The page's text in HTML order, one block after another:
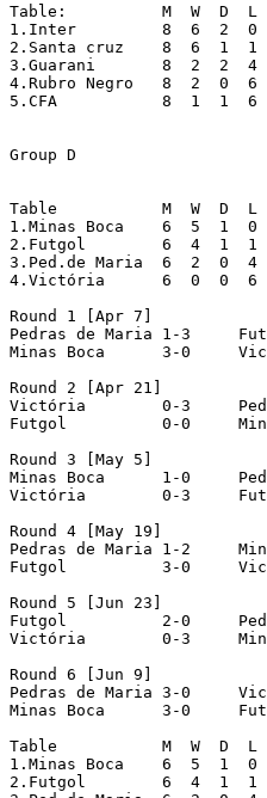
Table:		M  W  D  L  GF-GA  Pts
1.Inter		8  6  2  0  24- 5  20   Qualified
2.Santa cruz	8  6  1  1  16- 6  19   Qualified
3.Guarani	8  2  2  4   8-12   8
4.Rubro Negro	8  2  0  6   9-14   6
5.CFA		8  1  1  6   4-24   4
Group D
Table		M  W  D  L  GF-GA  Pts
1.Minas Boca	6  5  1  0  12- 1  16   Qualified
2.Futgol	6  4  1  1  11- 4  10   Qualified
3.Ped.de Maria	6  2  0  4   8- 8   6
4.Victória	6  0  0  6   0-18   0
Round 1 [Apr 7]
Pedras de Maria	1-3	Futgol
Minas Boca      3-0 	Victória	[WO]
Round 2 [Apr 21]
Victória	0-3 	Pedras de Maria	[WO]
Futgol		0-0 	Minas Boca
Round 3 [May 5]
Minas Boca	1-0	Pedras de Maria
Victória	0-3	Futgol		[WO]
Round 4 [May 19]
Pedras de Maria	1-2	Minas Boca
Futgol		3-0	Victória	[WO]
Round 5 [Jun 23]
Futgol		2-0	Pedras de Maria
Victória	0-3	Minas Boca	[WO]
Round 6 [Jun 9]
Pedras de Maria	3-0	Victória	[WO]
Minas Boca	3-0	Futgol
Table		M  W  D  L  GF-GA  Pts
1.Minas Boca	6  5  1  0  12- 1  16   Qualified
2.Futgol	6  4  1  1  11- 4  10   Qualified